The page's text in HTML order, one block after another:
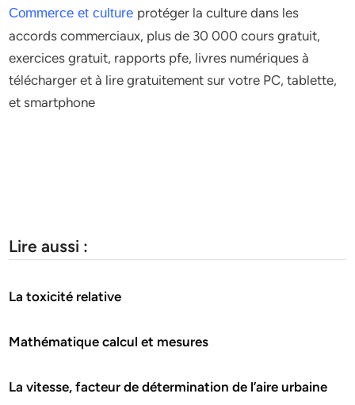
Commerce et culture protéger la culture dans les
accords commerciaux, plus de 30 000 cours gratuit,
exercices gratuit, rapports pfe, livres numériques à
télécharger et à lire gratuitement sur votre PC, tablette,
et smartphone
Lire aussi :
La toxicité relative
Mathématique calcul et mesures
La vitesse, facteur de détermination de l’aire urbaine